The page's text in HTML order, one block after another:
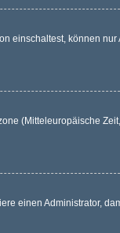
einschaltest, können nur
(Mitteleuropäische
einen Administrator,